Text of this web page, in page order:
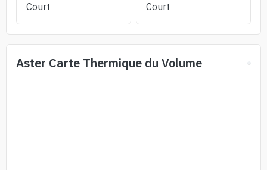
Court
Court
Aster Carte Thermique du Volume